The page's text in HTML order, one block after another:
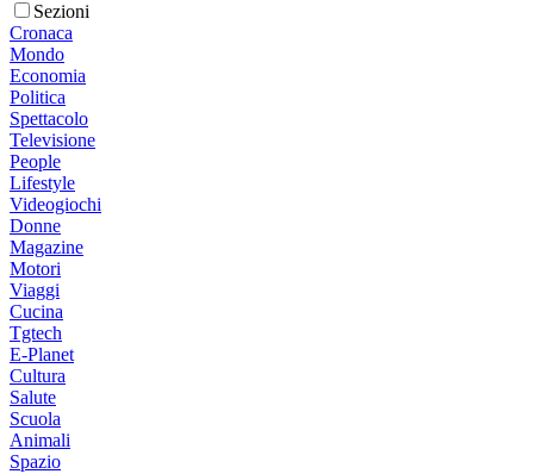
Sezioni
Cronaca
Mondo
Economia
Politica
Spettacolo
Televisione
People
Lifestyle
Videogiochi
Donne
Magazine
Motori
Viaggi
Cucina
Tgtech
E-Planet
Cultura
Salute
Scuola
Animali
Spazio